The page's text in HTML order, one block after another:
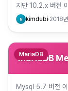
지만 10.2.x 버전
구해보았습니다.
k kimdubi·2018
MariaDB
MariaDB
Mysql 5.7 버전